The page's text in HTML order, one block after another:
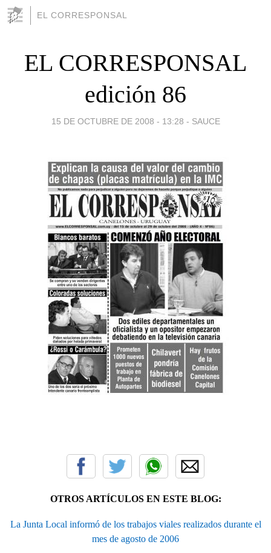
EL CORRESPONSAL
EL CORRESPONSAL
edición 86
15 DE OCTUBRE DE 2008 - 13:28 - SAUCE
OTROS ARTÍCULOS EN ESTE BLOG:
La Junta Local informó de los trabajos viales realizados durante el
mes de agosto de 2006